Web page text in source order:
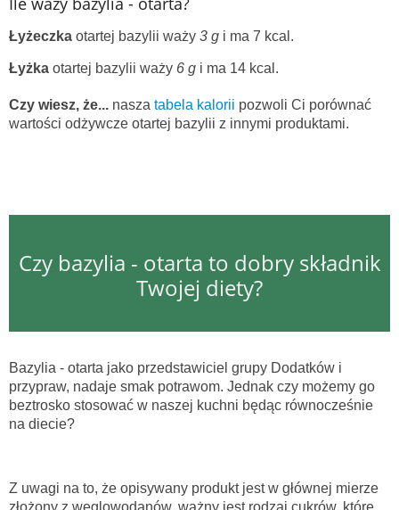
Łyżeczka otartej bazylii waży 3 g i ma 7 kcal.
Łyżka otartej bazylii waży 6 g i ma 14 kcal.
Czy wiesz, że... nasza tabela kalorii pozwoli Ci porównać
wartości odżywcze otartej bazylii z innymi produktami.
Czy bazylia - otarta to dobry składnik
Twojej diety?
Bazylia - otarta jako przedstawiciel grupy Dodatków i
przypraw, nadaje smak potrawom. Jednak czy możemy go
beztrosko stosować w naszej kuchni będąc równocześnie
na diecie?
Z uwagi na to, że opisywany produkt jest w głównej mierze